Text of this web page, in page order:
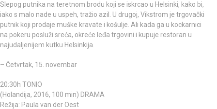
Slepog putnika na teretnom brodu koji se iskrcao u Helsinki, kako bi,
iako s malo nade u uspeh, tražio azil. U drugoj, Vikstrom je trgovački
putnik koji prodaje muške kravate i košulje. Ali kada ga u kockarnici
na pokeru posluži sreća, okreće leđa trgovini i kupuje restoran u
najudaljenijem kutku Helsinkija.
– Četvrtak, 15. novembar
20:30h TONIO
(Holandija, 2016, 100 min) DRAMA
Režija: Paula van der Oest